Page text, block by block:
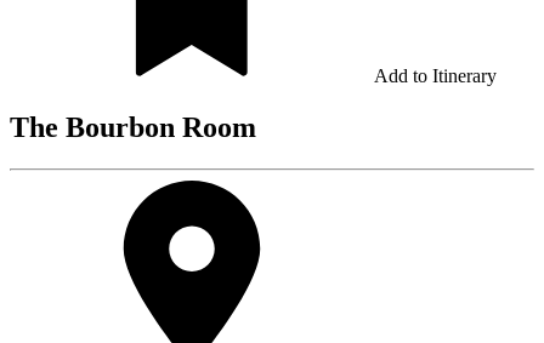
Add to Itinerary
The Bourbon Room